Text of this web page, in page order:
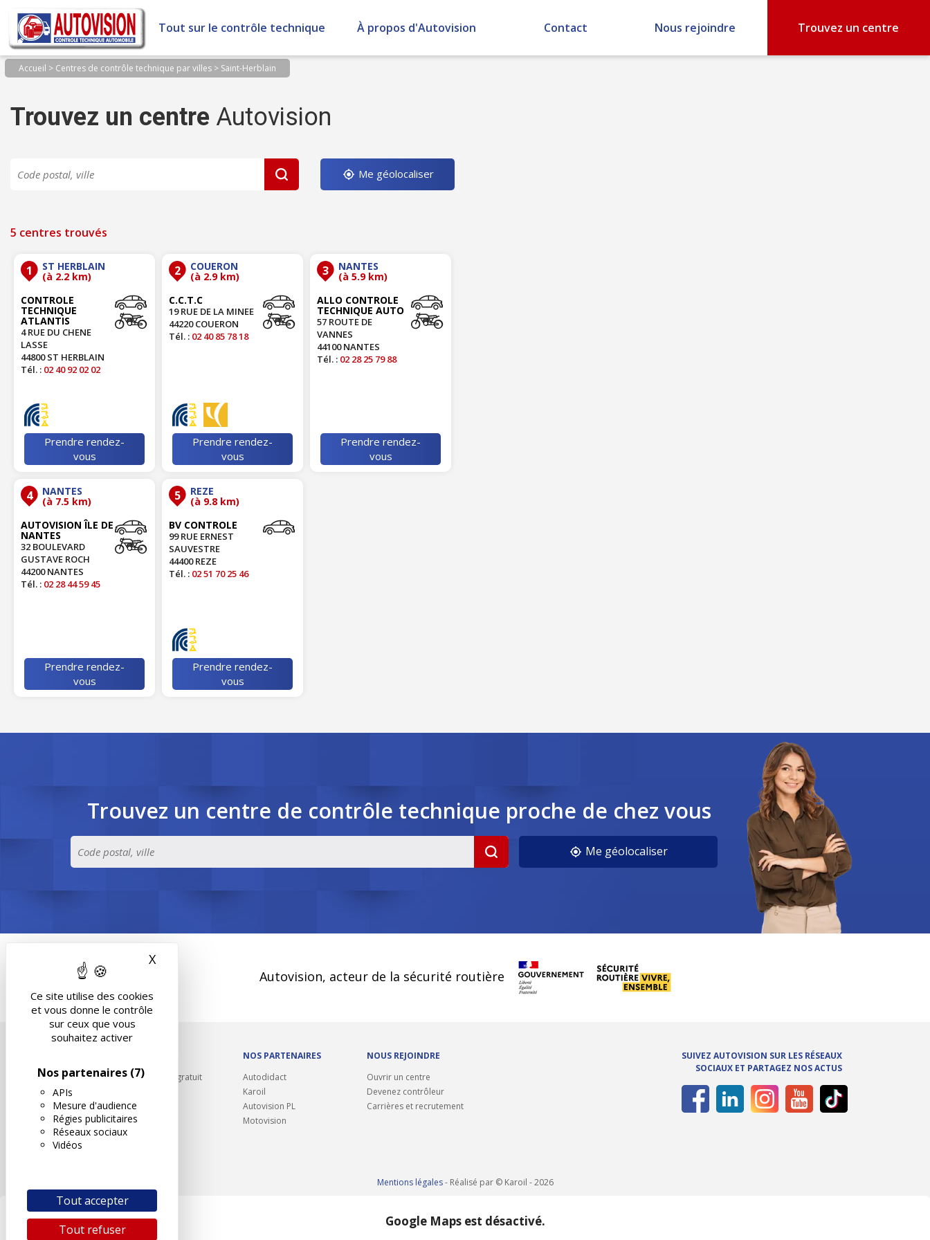
Panneau de gestion des cookies
Ce site utilise des cookies
et vous donne le contrôle
sur ceux que vous
souhaitez activer
Nos partenaires (7)
APIs
Mesure d'audience
Régies publicitaires
Réseaux sociaux
Vidéos
Tout accepter
Tout refuser
X
Tout sur le contrôle technique À propos d'Autovision Contact Nous rejoindre Trouvez un centre
Accueil > Centres de contrôle technique par villes> Saint-Herblain
Trouvez un centre Autovision
Me géolocaliser
5 centres trouvés
1 ST HERBLAIN
(à 2.2 km)
CONTROLE
TECHNIQUE
ATLANTIS
4 RUE DU CHENE
LASSE
44800 ST HERBLAIN
Tél. : 02 40 92 02 02
Prendre rendez-
vous
2 COUERON
(à 2.9 km)
C.C.T.C
19 RUE DE LA MINEE
44220 COUERON
Tél. : 02 40 85 78 18
Prendre rendez-
vous
3 NANTES
(à 5.9 km)
ALLO CONTROLE
TECHNIQUE AUTO
57 ROUTE DE
VANNES
44100 NANTES
Tél. : 02 28 25 79 88
Prendre rendez-
vous
4 NANTES
(à 7.5 km)
AUTOVISION ÎLE DE
NANTES
32 BOULEVARD
GUSTAVE ROCH
44200 NANTES
Tél. : 02 28 44 59 45
Prendre rendez-
vous
5 REZE
(à 9.8 km)
BV CONTROLE
99 RUE ERNEST
SAUVESTRE
44400 REZE
Tél. : 02 51 70 25 46
Prendre rendez-
vous
Trouvez un centre de contrôle technique proche de chez vous
Me géolocaliser
Autovision, acteur de la sécurité routière
Rappel contrôle technique gratuit
Partenariats/Remises
Liens utiles
Contact
Plan du site
NOS PARTENAIRES
Autodidact
Karoil
Autovision PL
Motovision
NOUS REJOINDRE
Ouvrir un centre
Devenez contrôleur
Carrières et recrutement
SUIVEZ AUTOVISION SUR LES RÉSEAUX
SOCIAUX ET PARTAGEZ NOS ACTUS
Mentions légales- Réalisé par © Karoil - 2026
Google Maps est désactivé.